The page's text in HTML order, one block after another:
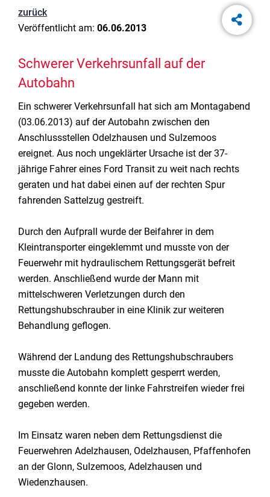
zurück
Veröffentlicht am: 06.06.2013
Schwerer Verkehrsunfall auf der
Autobahn
Ein schwerer Verkehrsunfall hat sich am Montagabend
(03.06.2013) auf der Autobahn zwischen den
Anschlussstellen Odelzhausen und Sulzemoos
ereignet. Aus noch ungeklärter Ursache ist der 37-
jährige Fahrer eines Ford Transit zu weit nach rechts
geraten und hat dabei einen auf der rechten Spur
fahrenden Sattelzug gestreift.
Durch den Aufprall wurde der Beifahrer in dem
Kleintransporter eingeklemmt und musste von der
Feuerwehr mit hydraulischem Rettungsgerät befreit
werden. Anschließend wurde der Mann mit
mittelschweren Verletzungen durch den
Rettungshubschrauber in eine Klinik zur weiteren
Behandlung geflogen.
Während der Landung des Rettungshubschraubers
musste die Autobahn komplett gesperrt werden,
anschließend konnte der linke Fahrstreifen wieder frei
gegeben werden.
Im Einsatz waren neben dem Rettungsdienst die
Feuerwehren Adelzhausen, Odelzhausen, Pfaffenhofen
an der Glonn, Sulzemoos, Adelzhausen und
Wiedenzhausen.